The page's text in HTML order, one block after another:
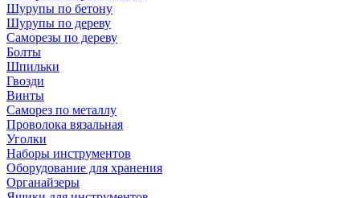
Шурупы по бетону
Шурупы по дереву
Саморезы по дереву
Болты
Шпильки
Гвозди
Винты
Саморез по металлу
Проволока вязальная
Уголки
Наборы инструментов
Оборудование для хранения
Органайзеры